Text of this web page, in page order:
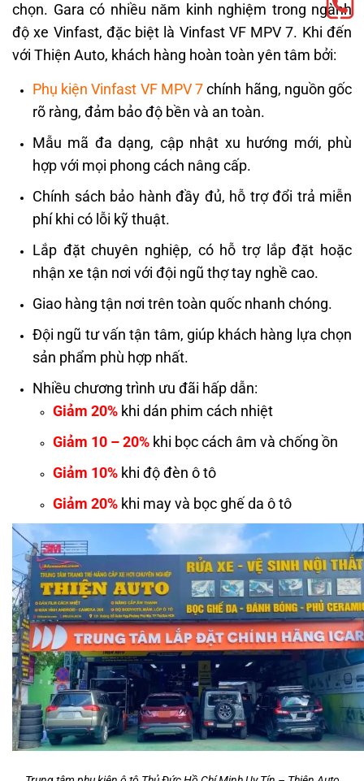
chọn. Gara có nhiều năm kinh nghiệm trong ngành
độ xe Vinfast, đặc biệt là Vinfast VF MPV 7. Khi đến
với Thiện Auto, khách hàng hoàn toàn yên tâm bởi:
Phụ kiện Vinfast VF MPV 7chính hãng, nguồn gốc
rõ ràng, đảm bảo độ bền và an toàn.
Mẫu mã đa dạng, cập nhật xu hướng mới, phù
hợp với mọi phong cách nâng cấp.
Chính sách bảo hành đầy đủ, hỗ trợ đổi trả miễn
phí khi có lỗi kỹ thuật.
Lắp đặt chuyên nghiệp, có hỗ trợ lắp đặt hoặc
nhận xe tận nơi với đội ngũ thợ tay nghề cao.
Giao hàng tận nơi trên toàn quốc nhanh chóng.
Đội ngũ tư vấn tận tâm, giúp khách hàng lựa chọn
sản phẩm phù hợp nhất.
Nhiều chương trình ưu đãi hấp dẫn:
Giảm 20% khi dán phim cách nhiệt
Giảm 10 – 20% khi bọc cách âm và chống ồn
Giảm 10% khi độ đèn ô tô
Giảm 20% khi may và bọc ghế da ô tô